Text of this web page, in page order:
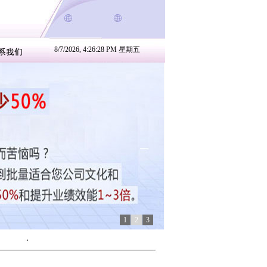
8/7/2026, 4:26:28 PM 星期五
1 2 3